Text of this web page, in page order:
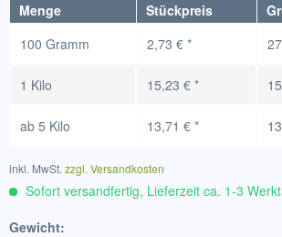
Menge Stückpreis
100 Gramm
2,73 € *
1 Kilo 15,23 € *
ab 5 Kilo 13,71 € *
inkl. MwSt. zzgl. Versandkosten
Sofort versandfertig, Lieferzeit ca. 1-3
Gewicht: